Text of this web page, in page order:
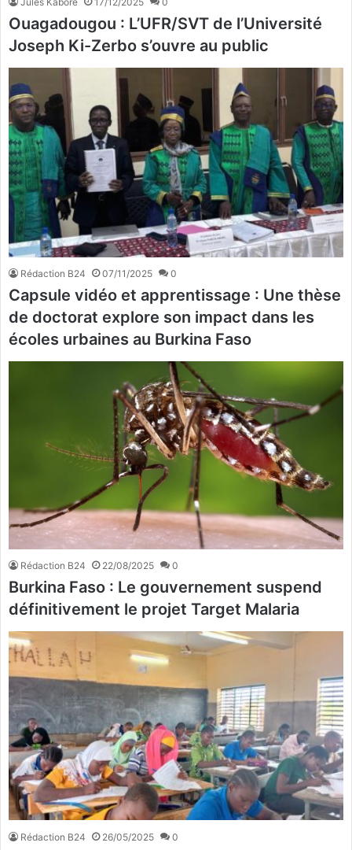
Ouagadougou : L’UFR/SVT de l’Université
Joseph Ki-Zerbo s’ouvre au public
Rédaction B24 07/11/2025 0
Capsule vidéo et apprentissage : Une thèse
de doctorat explore son impact dans les
écoles urbaines au Burkina Faso
Rédaction B24 22/08/2025 0
Burkina Faso : Le gouvernement suspend
définitivement le projet Target Malaria
Rédaction B24 26/05/2025 0